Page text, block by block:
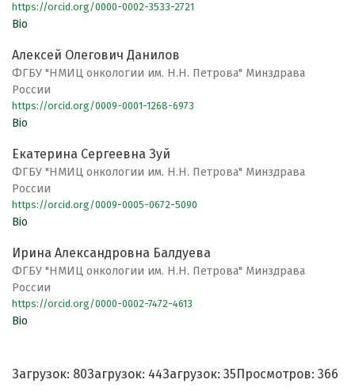
https://orcid.org/0000-0002-3533-2721
Bio
Алексей Олегович Данилов
ФГБУ "НМИЦ онкологии им. Н.Н. Петрова" Минздрава
России
https://orcid.org/0009-0001-1268-6973
Bio
Екатерина Сергеевна Зуй
ФГБУ "НМИЦ онкологии им. Н.Н. Петрова" Минздрава
России
https://orcid.org/0009-0005-0672-5090
Bio
Ирина Александровна Балдуева
ФГБУ "НМИЦ онкологии им. Н.Н. Петрова" Минздрава
России
https://orcid.org/0000-0002-7472-4613
Bio
Загрузок: 80Загрузок: 44Загрузок: 35 Просмотров: 366